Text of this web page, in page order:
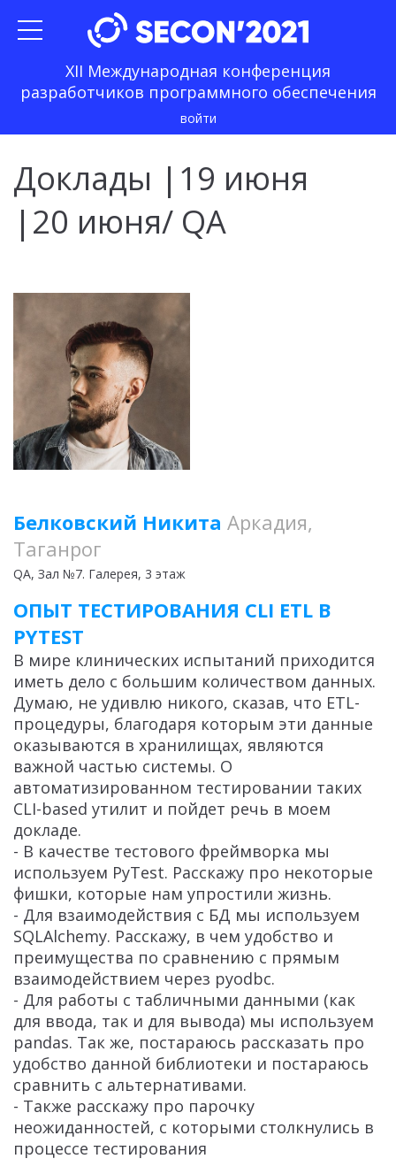
XII Международная конференция
разработчиков программного обеспечения
войти
Доклады | 19 июня
| 20 июня/ QA
Белковский Никита Аркадия,
Таганрог
QA, Зал №7. Галерея, 3 этаж
ОПЫТ ТЕСТИРОВАНИЯ CLI ETL В
PYTEST
В мире клинических испытаний приходится
иметь дело с большим количеством данных.
Думаю, не удивлю никого, сказав, что ETL-
процедуры, благодаря которым эти данные
оказываются в хранилищах, являются
важной частью системы. О
автоматизированном тестировании таких
CLI-based утилит и пойдет речь в моем
докладе.
- В качестве тестового фреймворка мы
используем PyTest. Расскажу про некоторые
фишки, которые нам упростили жизнь.
- Для взаимодействия с БД мы используем
SQLAlchemy. Расскажу, в чем удобство и
преимущества по сравнению с прямым
взаимодействием через pyodbc.
- Для работы с табличными данными (как
для ввода, так и для вывода) мы используем
pandas. Так же, постараюсь рассказать про
удобство данной библиотеки и постараюсь
сравнить с альтернативами.
- Также расскажу про парочку
неожиданностей, с которыми столкнулись в
процессе тестирования